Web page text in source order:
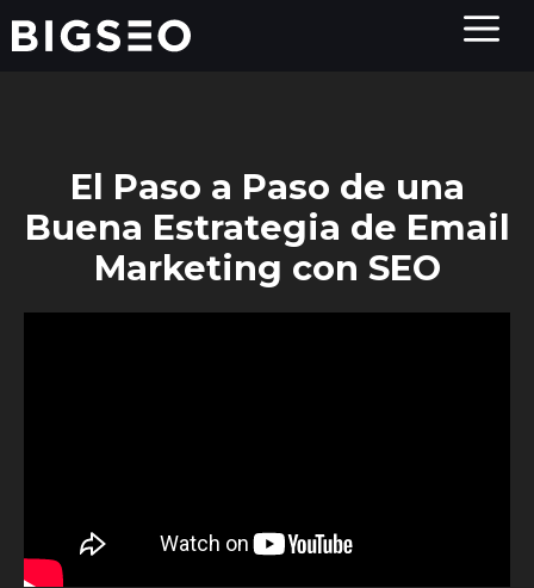
Saltar
al
El Paso a Paso de una
Buena Estrategia de Email
Marketing con SEO